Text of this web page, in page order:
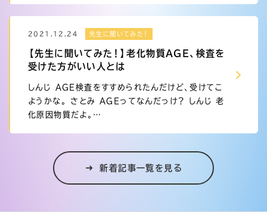
2021.12.24 先生に聞いてみた！
【先生に聞いてみた！】老化物質AGE、検査を
受けた方がいい人とは
しんじ AGE検査をすすめられたんだけど、受けてこ
ようかな。 さとみ AGEってなんだっけ？ しんじ 老
化原因物質だよ。…
新着記事一覧を見る